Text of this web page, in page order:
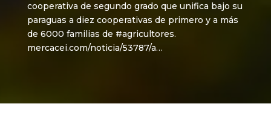
cooperativa de segundo grado que unifica bajo su
paraguas a diez cooperativas de primero y a más
de 6000 familias de #agricultores.
mercacei.com/noticia/53787/a…